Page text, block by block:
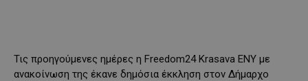
Τις προηγούμενες ημέρες η Freedom24 Krasava ENY με
ανακοίνωση της έκανε δημόσια έκκληση στον Δήμαρχο